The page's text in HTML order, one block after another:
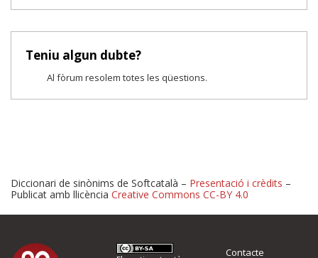
Teniu algun dubte?
Al fòrum resolem totes les qüestions.
Proposeu-nos millores o
Diccionari de sinònims de Softcatalà – Presentació i crèdits –
Publicat amb llicència Creative Commons CC-BY 4.0
Contacte